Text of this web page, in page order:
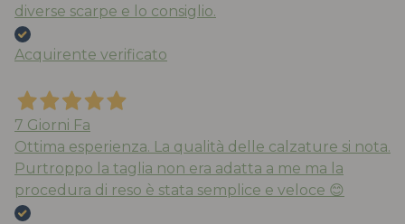
diverse scarpe e lo consiglio.
Acquirente verificato
7 Giorni Fa
Ottima esperienza. La qualità delle calzature si nota.
Purtroppo la taglia non era adatta a me ma la
procedura di reso è stata semplice e veloce 😊